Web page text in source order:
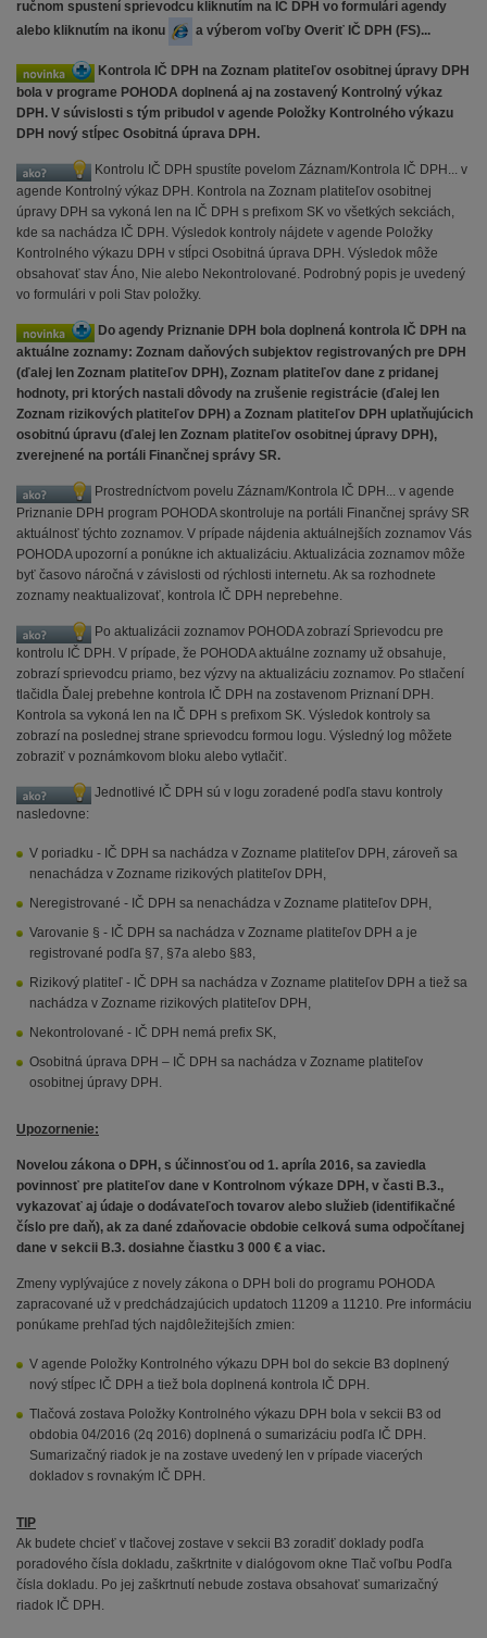
ručnom spustení sprievodcu kliknutím na IČ DPH vo formulári agendy
alebo kliknutím na ikonu
a výberom voľby Overiť IČ DPH (FS)...
Kontrola IČ DPH na Zoznam platiteľov osobitnej úpravy DPH
bola v programe POHODA doplnená aj na zostavený Kontrolný výkaz
DPH. V súvislosti s tým pribudol v agende Položky Kontrolného výkazu
DPH nový stĺpec Osobitná úprava DPH.
Kontrolu IČ DPH spustíte povelom Záznam/Kontrola IČ DPH... v
agende Kontrolný výkaz DPH. Kontrola na Zoznam platiteľov osobitnej
úpravy DPH sa vykoná len na IČ DPH s prefixom SK vo všetkých sekciách,
kde sa nachádza IČ DPH. Výsledok kontroly nájdete v agende Položky
Kontrolného výkazu DPH v stĺpci Osobitná úprava DPH. Výsledok môže
obsahovať stav Áno, Nie alebo Nekontrolované. Podrobný popis je uvedený
vo formulári v poli Stav položky.
Do agendy Priznanie DPH bola doplnená kontrola IČ DPH na
aktuálne zoznamy: Zoznam daňových subjektov registrovaných pre DPH
(ďalej len Zoznam platiteľov DPH), Zoznam platiteľov dane z pridanej
hodnoty, pri ktorých nastali dôvody na zrušenie registrácie (ďalej len
Zoznam rizikových platiteľov DPH) a Zoznam platiteľov DPH uplatňujúcich
osobitnú úpravu (ďalej len Zoznam platiteľov osobitnej úpravy DPH),
zverejnené na portáli Finančnej správy SR.
Prostredníctvom povelu Záznam/Kontrola IČ DPH... v agende
Priznanie DPH program POHODA skontroluje na portáli Finančnej správy SR
aktuálnosť týchto zoznamov. V prípade nájdenia aktuálnejších zoznamov Vás
POHODA upozorní a ponúkne ich aktualizáciu. Aktualizácia zoznamov môže
byť časovo náročná v závislosti od rýchlosti internetu. Ak sa rozhodnete
zoznamy neaktualizovať, kontrola IČ DPH neprebehne.
Po aktualizácii zoznamov POHODA zobrazí Sprievodcu pre
kontrolu IČ DPH. V prípade, že POHODA aktuálne zoznamy už obsahuje,
zobrazí sprievodcu priamo, bez výzvy na aktualizáciu zoznamov. Po stlačení
tlačidla Ďalej prebehne kontrola IČ DPH na zostavenom Priznaní DPH.
Kontrola sa vykoná len na IČ DPH s prefixom SK. Výsledok kontroly sa
zobrazí na poslednej strane sprievodcu formou logu. Výsledný log môžete
zobraziť v poznámkovom bloku alebo vytlačiť.
Jednotlivé IČ DPH sú v logu zoradené podľa stavu kontroly
nasledovne:
V poriadku - IČ DPH sa nachádza v Zozname platiteľov DPH, zároveň sa
nenachádza v Zozname rizikových platiteľov DPH,
Neregistrované - IČ DPH sa nenachádza v Zozname platiteľov DPH,
Varovanie § - IČ DPH sa nachádza v Zozname platiteľov DPH a je
registrované podľa §7, §7a alebo §83,
Rizikový platiteľ - IČ DPH sa nachádza v Zozname platiteľov DPH a tiež sa
nachádza v Zozname rizikových platiteľov DPH,
Nekontrolované - IČ DPH nemá prefix SK,
Osobitná úprava DPH – IČ DPH sa nachádza v Zozname platiteľov
osobitnej úpravy DPH.
Upozornenie:
Novelou zákona o DPH, s účinnosťou od 1. apríla 2016, sa zaviedla
povinnosť pre platiteľov dane v Kontrolnom výkaze DPH, v časti B.3.,
vykazovať aj údaje o dodávateľoch tovarov alebo služieb (identifikačné
číslo pre daň), ak za dané zdaňovacie obdobie celková suma odpočítanej
dane v sekcii B.3. dosiahne čiastku 3 000 € a viac.
Zmeny vyplývajúce z novely zákona o DPH boli do programu POHODA
zapracované už v predchádzajúcich updatoch 11209 a 11210. Pre informáciu
ponúkame prehľad tých najdôležitejších zmien:
V agende Položky Kontrolného výkazu DPH bol do sekcie B3 doplnený
nový stĺpec IČ DPH a tiež bola doplnená kontrola IČ DPH.
Tlačová zostava Položky Kontrolného výkazu DPH bola v sekcii B3 od
obdobia 04/2016 (2q 2016) doplnená o sumarizáciu podľa IČ DPH.
Sumarizačný riadok je na zostave uvedený len v prípade viacerých
dokladov s rovnakým IČ DPH.
TIP
Ak budete chcieť v tlačovej zostave v sekcii B3 zoradiť doklady podľa
poradového čísla dokladu, zaškrtnite v dialógovom okne Tlač voľbu Podľa
čísla dokladu. Po jej zaškrtnutí nebude zostava obsahovať sumarizačný
riadok IČ DPH.